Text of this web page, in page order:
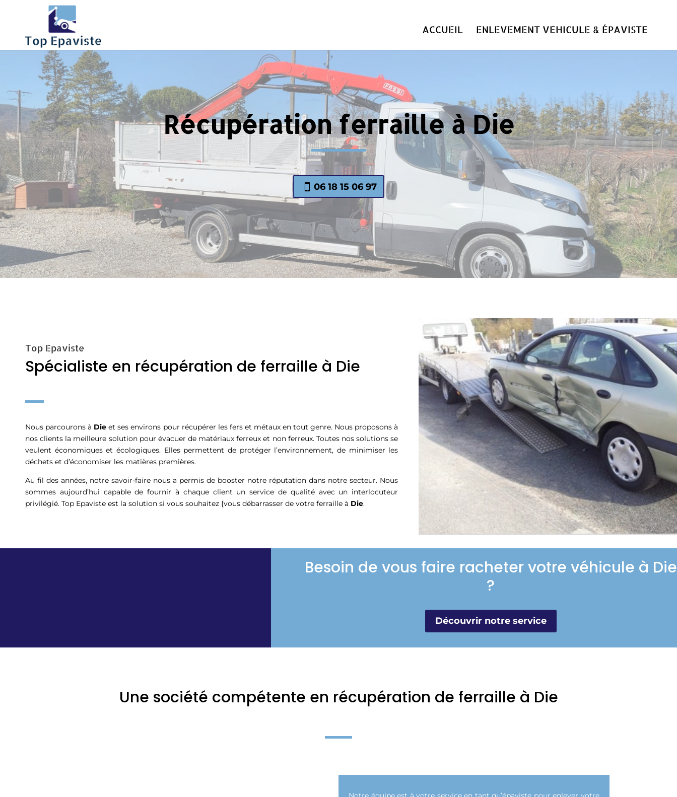
ACCUEIL ENLEVEMENT VEHICULE & ÉPAVISTE
Récupération ferraille à Die
06 18 15 06 97
Top Epaviste
Spécialiste en récupération de ferraille à Die
Nous parcourons à Die et ses environs pour récupérer les fers et métaux en tout genre. Nous proposons à
nos clients la meilleure solution pour évacuer de matériaux ferreux et non ferreux. Toutes nos solutions se
veulent économiques et écologiques. Elles permettent de protéger l’environnement, de minimiser les
déchets et d’économiser les matières premières.
Au fil des années, notre savoir-faire nous a permis de booster notre réputation dans notre secteur. Nous
sommes aujourd’hui capable de fournir à chaque client un service de qualité avec un interlocuteur
privilégié. Top Epaviste est la solution si vous souhaitez {vous débarrasser de votre ferraille à Die.
Besoin de vous faire racheter votre véhicule à Die
?
Découvrir notre service
Une société compétente en récupération de ferraille à Die